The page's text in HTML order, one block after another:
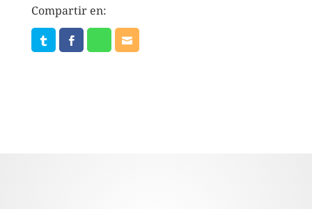
Compartir en: